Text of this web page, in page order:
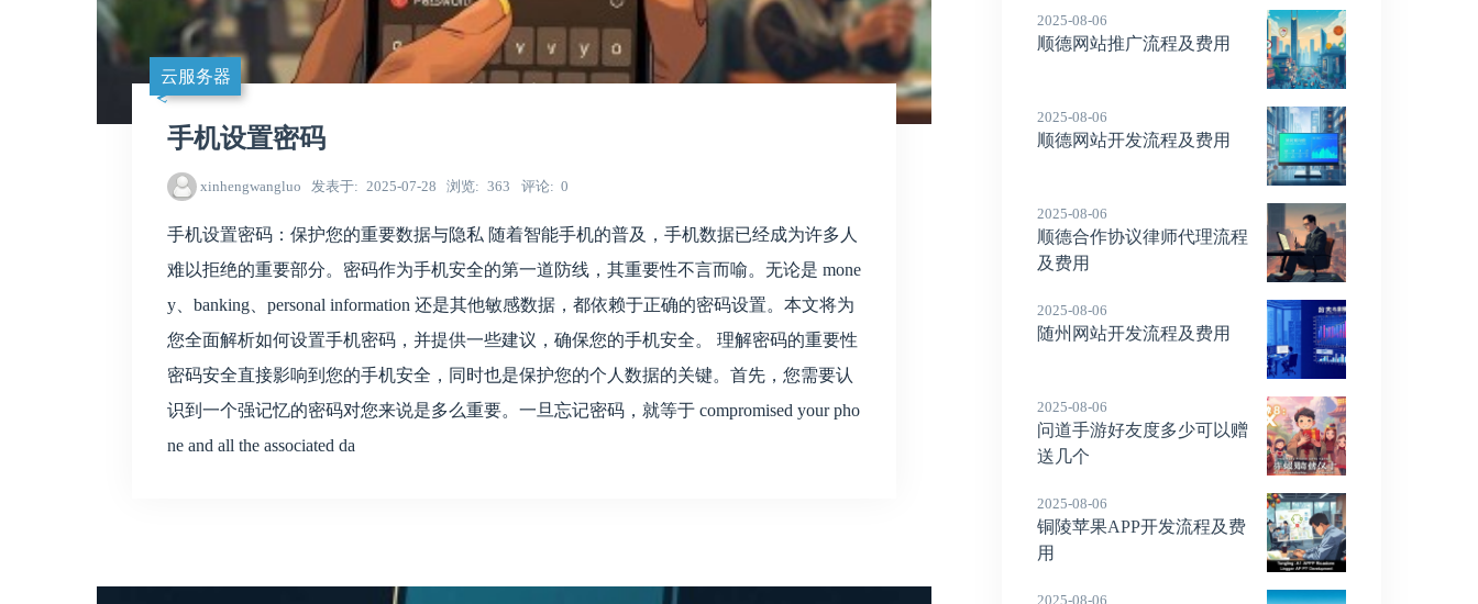
云服务器
手机设置密码
xinhengwangluo 发表于 2025-07-28 浏览 363 评论 0
手机设置密码：保护您的重要数据与隐私 随着智能手机的普及，手机数据已经成为许多人
难以拒绝的重要部分。密码作为手机安全的第一道防线，其重要性不言而喻。无论是 mone
y、banking、personal information 还是其他敏感数据，都依赖于正确的密码设置。本文将为
您全面解析如何设置手机密码，并提供一些建议，确保您的手机安全。 理解密码的重要性
密码安全直接影响到您的手机安全，同时也是保护您的个人数据的关键。首先，您需要认
识到一个强记忆的密码对您来说是多么重要。一旦忘记密码，就等于 compromised your pho
ne and all the associated da
2025-08-06
顺德网站推广流程及费用
2025-08-06
顺德网站开发流程及费用
2025-08-06
顺德合作协议律师代理流程
及费用
2025-08-06
随州网站开发流程及费用
2025-08-06
问道手游好友度多少可以赠
送几个
2025-08-06
铜陵苹果APP开发流程及费
用
2025-08-06